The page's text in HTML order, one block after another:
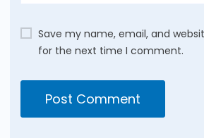
Save my name, email, and
for the next time I comment.